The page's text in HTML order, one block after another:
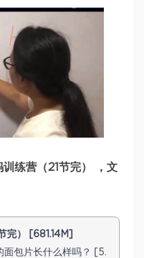
练营（21节完） ，文
完） [681.14M]
面包片长什么样吗？ [5.